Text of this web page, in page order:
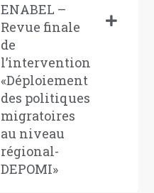
ENABEL –
Revue finale
de
l’intervention
«Déploiement
des politiques
migratoires
au niveau
régional-
DEPOMI»